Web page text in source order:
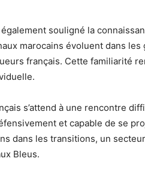
souligné la
marocains évoluent dans
français. Cette familiarité
s’attend à une rencontre
et capable de se
dans les transitions, un
Bleus.